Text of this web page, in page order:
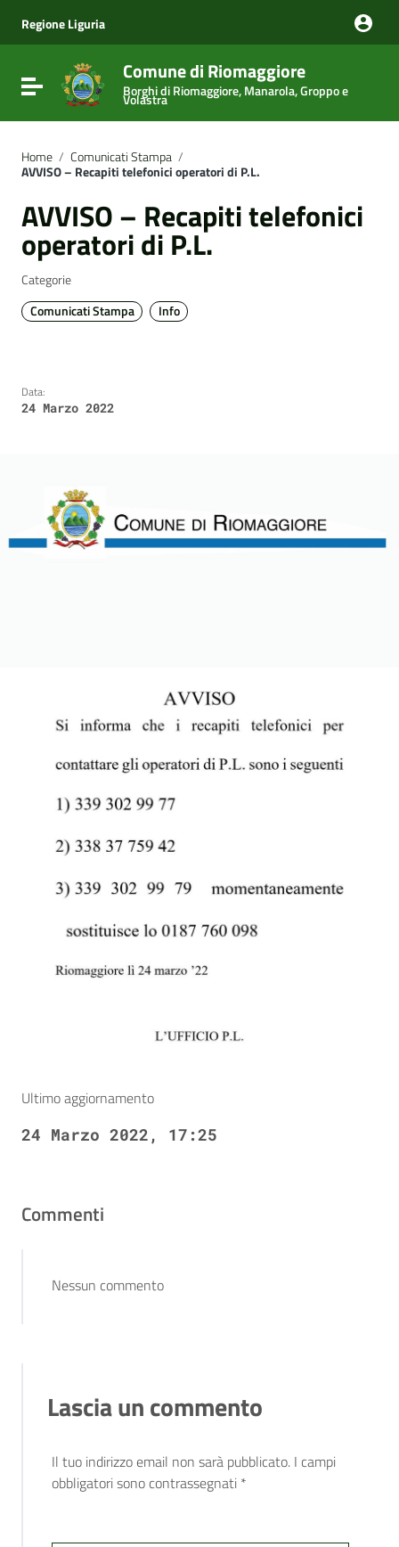
Vai al menu di navigazione
Vai al footer
Regione Liguria
Attiva / disattiva la navigazione
Comune di Riomaggiore
Borghi di Riomaggiore, Manarola, Groppo e
Volastra
Home / Comunicati Stampa /
AVVISO – Recapiti telefonici operatori di P.L.
AVVISO – Recapiti telefonici
operatori di P.L.
Categorie
Comunicati Stampa
Info
Data:
24 Marzo 2022
Ultimo aggiornamento
24 Marzo 2022, 17:25
Commenti
Nessun commento
Lascia un commento
Il tuo indirizzo email non sarà pubblicato. I campi
obbligatori sono contrassegnati *